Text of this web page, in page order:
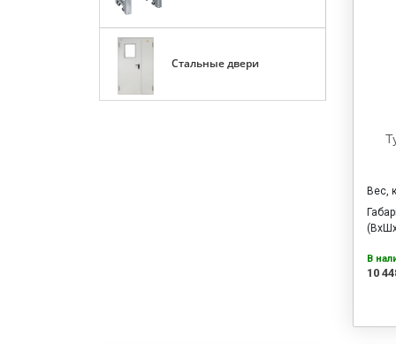
Стальные двери
Вес,
В
10